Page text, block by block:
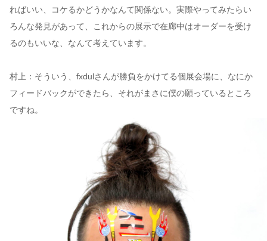
ればいい、コケるかどうかなんて関係ない。実際やってみたらい
ろんな発見があって、これからの展示で在廊中はオーダーを受け
るのもいいな、なんて考えています。
村上：そういう、fxdulさんが勝負をかけてる個展会場に、なにか
フィードバックができたら、それがまさに僕の願っているところ
ですね。